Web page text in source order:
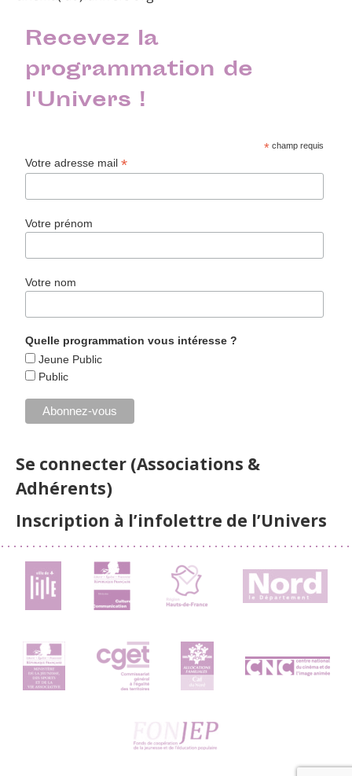
Recevez la
programmation de
l'Univers !
* champ requis
Votre adresse mail*
Votre prénom
Votre nom
Quelle programmation vous intéresse ?
Jeune Public
Public
Se connecter (Associations &
Adhérents)
Inscription à l’infolettre de l’Univers